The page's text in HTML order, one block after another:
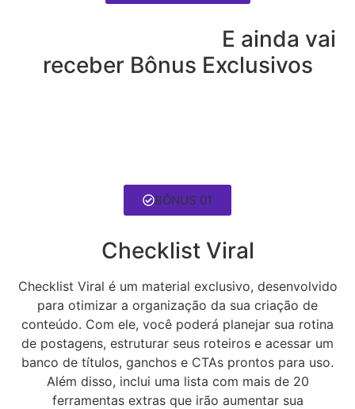
E ainda vai
receber Bônus Exclusivos
BÔNUS 01
Checklist Viral
Checklist Viral é um material exclusivo, desenvolvido
para otimizar a organização da sua criação de
conteúdo. Com ele, você poderá planejar sua rotina
de postagens, estruturar seus roteiros e acessar um
banco de títulos, ganchos e CTAs prontos para uso.
Além disso, inclui uma lista com mais de 20
ferramentas extras que irão aumentar sua